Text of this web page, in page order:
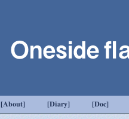
[About] [Diary] [Doc]